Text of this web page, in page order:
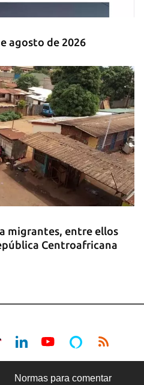
agosto de 2026
migrantes, entre ellos
Centroafricana
Normas para comentar